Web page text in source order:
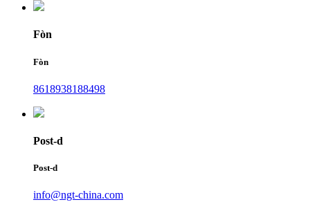
Fòn
Fòn
8618938188498
Post-d
Post-d
info@ngt-china.com